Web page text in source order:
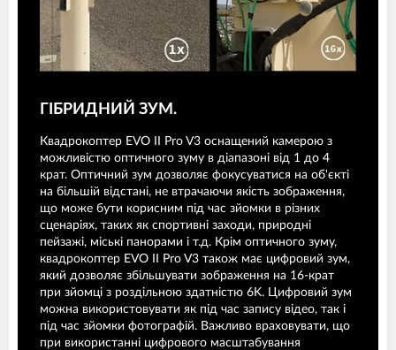
ГІБРИДНИЙ ЗУМ.
Квадрокоптер EVO II Pro V3 оснащений камерою з
можливістю оптичного зуму в діапазоні від 1 до 4
крат. Оптичний зум дозволяє фокусуватися на об'єкті
на більшій відстані, не втрачаючи якість зображення,
що може бути корисним під час зйомки в різних
сценаріях, таких як спортивні заходи, природні
пейзажі, міські панорами і т.д. Крім оптичного зуму,
квадрокоптер EVO II Pro V3 також має цифровий зум,
який дозволяє збільшувати зображення на 16-крат
при зйомці з роздільною здатністю 6K. Цифровий зум
можна використовувати як під час запису відео, так і
під час зйомки фотографій. Важливо враховувати, що
при використанні цифрового масштабування